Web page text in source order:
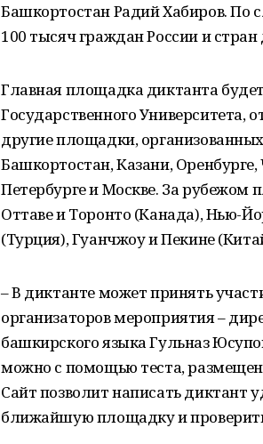
Башкортостан Радий Хабиров. По
100 тысяч граждан России и
Главная площадка диктанта
Государственного Университета,
другие площадки,
Башкортостан, Казани,
Петербурге и Москве. За
Оттаве и Торонто (Канада), Нью-
(Турция), Гуанчжоу и Пекине
– В диктанте может принять
организаторов мероприятия –
башкирского языка Гульназ
можно с помощью теста,
Сайт позволит написать диктант
ближайшую площадку и